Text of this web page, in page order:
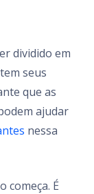
dividido em
seus
que as
ajudar
nessa
começa. É